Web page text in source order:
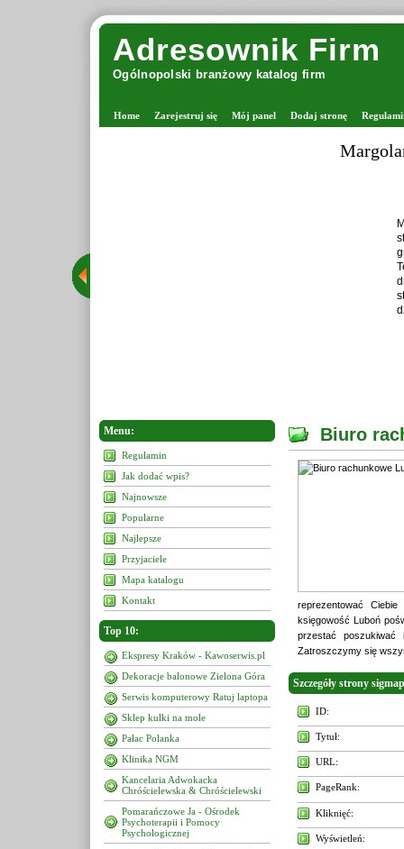
Adresownik Firm
Ogólnopolski branżowy katalog firm
Home Zarejestruj się Mój panel Dodaj stronę
Menu:
Regulamin
Jak dodać wpis?
Najnowsze
Popularne
Najlepsze
Przyjaciele
Mapa katalogu
Kontakt
Top 10:
Ekspresy Kraków - Kawoserwis.pl
Dekoracje balonowe Zielona Góra
Serwis komputerowy Ratuj laptopa
Sklep kulki na mole
Pałac Polanka
Klinika NGM
Kancelaria Adwokacka
Chróścielewska & Chróścielewski
Pomarańczowe Ja - Ośrodek
Psychoterapii i Pomocy
Psychologicznej
Biuro
reprezentować
księgowość Luboń
przestać poszukiwać
Zatroszczymy się
Szczegóły strony
ID:
Tytuł:
URL:
PageRank:
Kliknięć:
Wyświetleń: